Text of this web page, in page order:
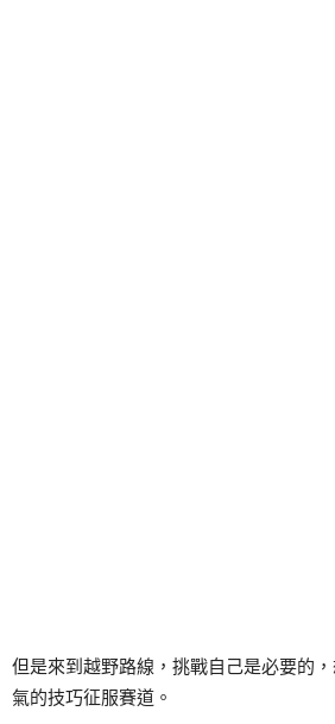
但是來到越野路線，挑戰自己是必要的
氣的技巧征服賽道。